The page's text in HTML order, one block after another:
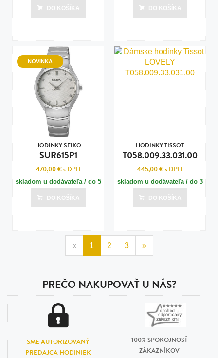
dní
Posledná aktualizácia dnes o 08:00
DO KOŠÍKA
dní
Posledná aktualizácia dnes o 08:00
DO KOŠÍKA
NOVINKA
HODINKY SEIKO
SUR615P1
470,00 €s DPH
skladom u dodávateľa / do 5
dní
Posledná aktualizácia dnes o 08:00
DO KOŠÍKA
HODINKY TISSOT
T058.009.33.031.00
445,00 €s DPH
skladom u dodávateľa / do 3
dní
Posledná aktualizácia dnes o 08:00
DO KOŠÍKA
« 1 2 3 »
PREČO NAKUPOVAŤ U NÁS?
SME AUTORIZOVANÝ
PREDAJCA HODINIEK
100% SPOKOJNOSŤ
ZÁKAZNÍKOV